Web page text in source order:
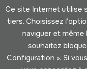
Conditions
Ce site Internet utilise
tiers. Choisissez
naviguer et même
souhaitez
Configuration ». Si